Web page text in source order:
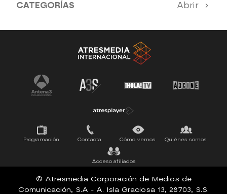
CATEGORÍAS Abrir
Antena 3 Noticias El Hormiguero
Tu cara me suena Pasapalabra
Programación Contacta Cómo vernos Quiénes somos
Acceso afiliados
© Atresmedia Corporación de Medios de
Comunicación, S.A - A. Isla Graciosa 13, 28703, S.S.